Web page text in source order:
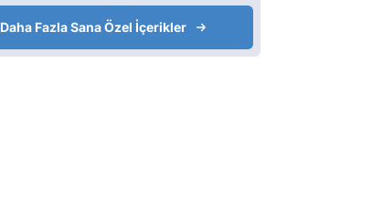
Daha Fazla Sana Özel İçerikler